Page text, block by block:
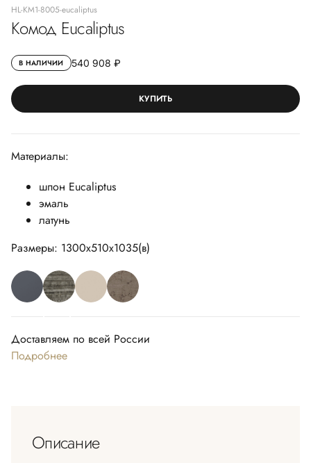
HL-KM1-8005-eucaliptus
Комод Eucaliptus
В НАЛИЧИИ 540 908 ₽
КУПИТЬ
Материалы:
шпон Eucaliptus
эмаль
латунь
Размеры: 1300х510х1035(в)
Доставляем по всей России
Подробнее
Описание